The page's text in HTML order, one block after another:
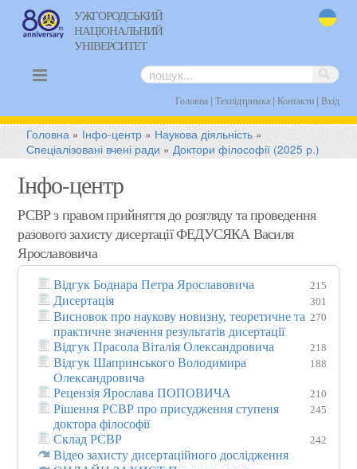
УЖГОРОДСЬКИЙ
НАЦІОНАЛЬНИЙ
УНІВЕРСИТЕТ
Головна| Техпідтримка| Контакти| Вхід
Головна » Інфо-центр » Наукова діяльність »
Спеціалізовані вчені ради »Доктори філософії (2025 р.)
Інфо-центр
РСВР з правом прийняття до розгляду та проведення
разового захисту дисертації ФЕДУСЯКА Василя
Ярославовича
Відгук Боднара Петра Ярославовича 215
Дисертація 301
Висновок про наукову новизну, теоретичне та
практичне значення результатів дисертації
270
Відгук Прасола Віталія Олександровича 218
Відгук Шапринського Володимира
Олександровича
188
Рецензія Ярослава ПОПОВИЧА 210
Рішення РСВР про присудження ступеня
доктора філософії
245
Склад РСВР 242
Відео захисту дисертаційного дослідження